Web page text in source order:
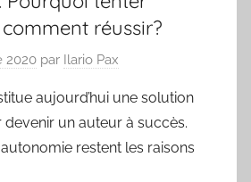
réussir?
2020 par Ilario Pax
aujourd’hui une solution
devenir un auteur à succès.
restent les raisons